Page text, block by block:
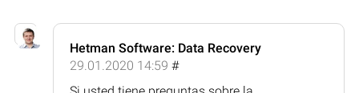
Hetman Software: Data Recovery
29.01.2020 14:59 #